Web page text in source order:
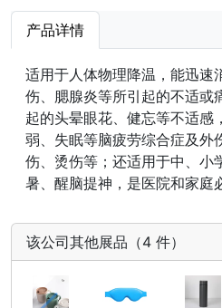
产品详情
适用于人体物理降温，能迅速
伤、腮腺炎等所引起的不适或
起的头晕眼花、健忘等不适感
弱、失眠等脑疲劳综合症及外
伤、烫伤等；还适用于中、小
暑、醒脑提神，是医院和家庭
该公司其他展品（4 件）